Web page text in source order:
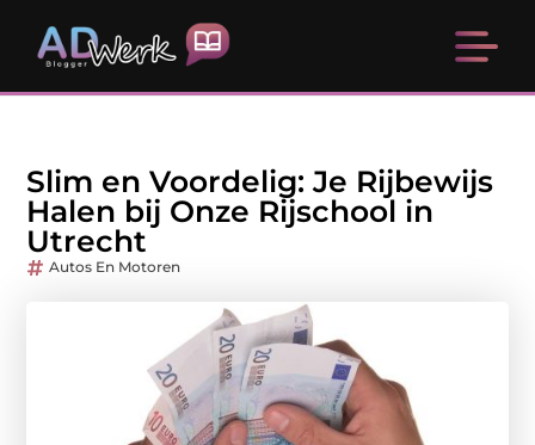
Slim en Voordelig: Je Rijbewijs
Halen bij Onze Rijschool in
Utrecht
Autos En Motoren